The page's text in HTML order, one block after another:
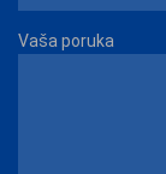
Vaša poruka